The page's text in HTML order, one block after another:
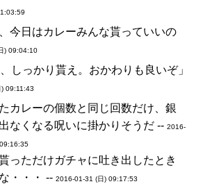
今日はカレーみんな貰っていいの
) 09:04:10
しっかり貰え。おかわりも良いぞ」
09:11:43
カレーの個数と同じ回数だけ、銀
なくなる呪いに掛かりそうだ -- 2016-
っただけガチャに吐き出したとき
・・・ -- 2016-01-31 (日) 09:17:53